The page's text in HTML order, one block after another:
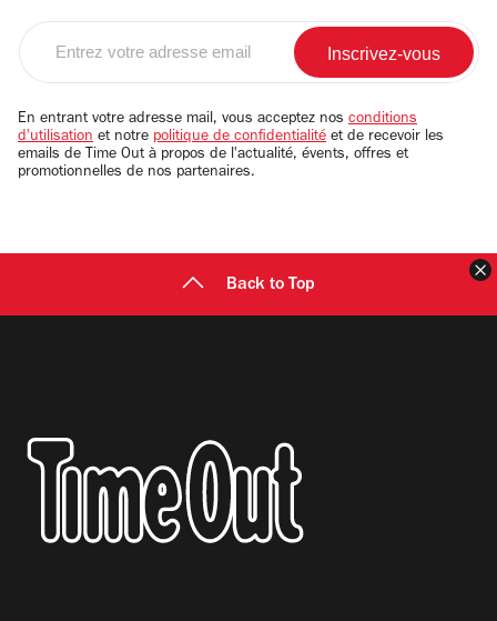
email
En entrant votre adresse mail, vous acceptez nos conditions
d'utilisation et notre politique de confidentialité et de recevoir les
emails de Time Out à propos de l'actualité, évents, offres et
promotionnelles de nos partenaires.
Back to Top